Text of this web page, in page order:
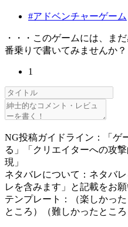
#アドベンチャーゲーム
・・・このゲームには、ま
番乗りで書いてみませんか？
1
NG投稿ガイドライン：「ゲ
る」「クリエイターへの攻
現」
ネタバレについて：ネタバ
レを含みます」と記載をお願
テンプレート：（楽しかっ
ところ）（難しかったとこ